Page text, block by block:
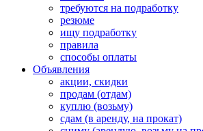
требуются на подработку
резюме
ищу подработку
правила
способы оплаты
Объявления
акции, скидки
продам (отдам)
куплю (возьму)
сдам (в аренду, на прокат)